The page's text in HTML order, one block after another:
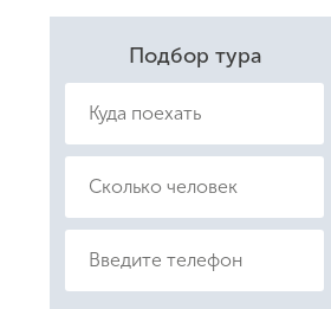
Подбор тура